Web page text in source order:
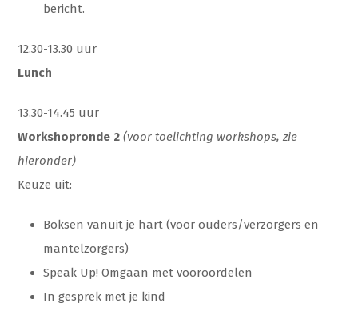
bericht.
12.30-13.30 uur
Lunch
13.30-14.45 uur
Workshopronde 2(voor toelichting workshops, zie
hieronder)
Keuze uit:
Boksen vanuit je hart (voor ouders/verzorgers en
mantelzorgers)
Speak Up! Omgaan met vooroordelen
In gesprek met je kind